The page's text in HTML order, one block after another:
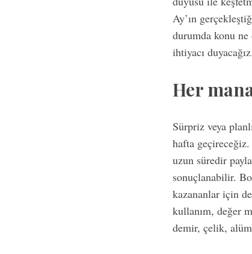
Ay’ın
durumda konu
ihtiyacı
Her
Sürpriz veya
hafta
uzun süredir
sonuçlanabilir.
kazananlar için
kullanım, değer
demir, çelik,